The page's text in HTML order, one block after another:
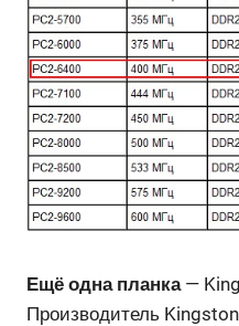
Ещё одна планка—
Производитель